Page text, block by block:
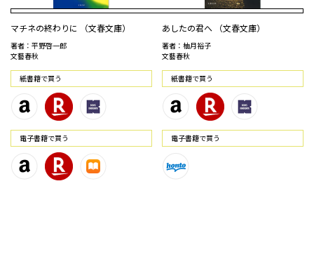
マチネの終わりに （文春文庫）
著者：平野啓一郎
文藝春秋
紙書籍で買う
電⼦書籍で買う
あしたの君へ （文春文庫）
著者：柚月裕子
文藝春秋
紙書籍で買う
電⼦書籍で買う